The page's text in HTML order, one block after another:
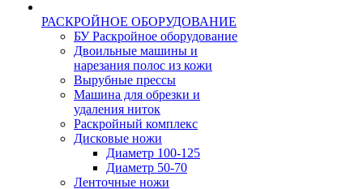
РАСКРОЙНОЕ ОБОРУДОВАНИЕ
БУ Раскройное оборудование
Двоильные машины и
нарезания полос из кожи
Вырубные прессы
Машина для обрезки и
удаления ниток
Раскройный комплекс
Дисковые ножи
Диаметр 100-125
Диаметр 50-70
Ленточные ножи